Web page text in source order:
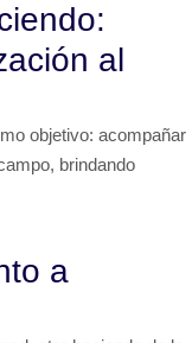
al
objetivo: acompañar
brindando
a